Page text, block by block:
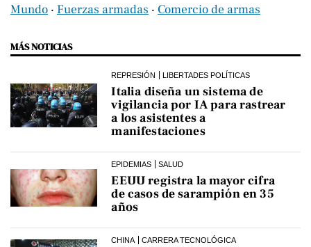
Mundo ‧ Fuerzas armadas ‧ Comercio de armas
MÁS NOTICIAS
REPRESIÓN LIBERTADES POLÍTICAS
Italia diseña un sistema de
vigilancia por IA para rastrear
a los asistentes a
manifestaciones
EPIDEMIAS SALUD
EEUU registra la mayor cifra
de casos de sarampión en 35
años
CHINA CARRERA TECNOLÓGICA